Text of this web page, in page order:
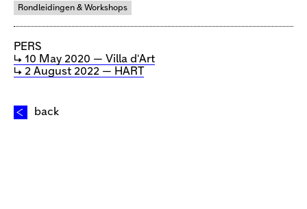
Rondleidingen & Workshops
PERS
↳ 10 May 2020 — Villa d'Art
↳ 2 August 2022 — HART
back